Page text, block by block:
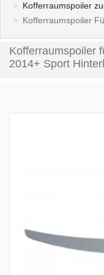
Kofferraumspoiler
Kofferraumspoiler
Kofferraumspoiler
2014+ Sport